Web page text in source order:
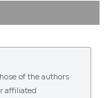
of the authors
affiliated